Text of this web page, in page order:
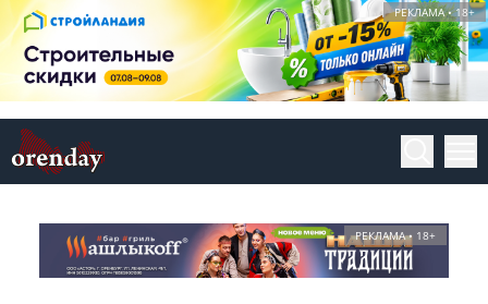
РЕКЛАМА • 18+
РЕКЛАМА • 18+